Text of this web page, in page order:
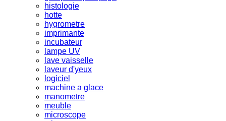
histologie
hotte
hygrometre
imprimante
incubateur
lampe UV
lave vaisselle
laveur d'yeux
logiciel
machine a glace
manometre
meuble
microscope